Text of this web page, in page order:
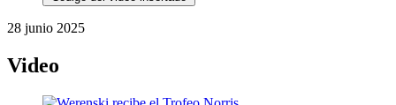
28 junio 2025
Video